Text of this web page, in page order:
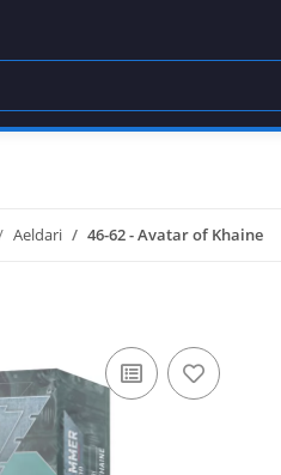
Aeldari 46-62 - Avatar of Khaine